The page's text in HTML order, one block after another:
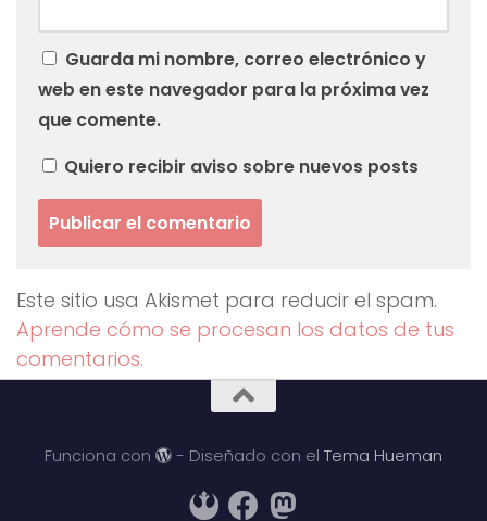
Guarda mi nombre, correo electrónico y
web en este navegador para la próxima vez
que comente.
Quiero recibir aviso sobre nuevos posts
Este sitio usa Akismet para reducir el spam.
Aprende cómo se procesan los datos de tus
comentarios.
Funciona con - Diseñado con el Tema Hueman